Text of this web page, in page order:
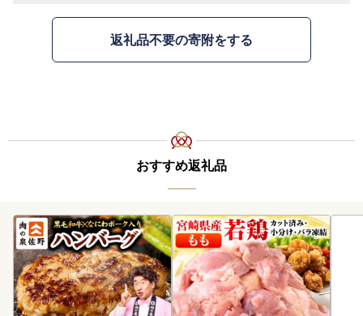
返礼品不要の寄附をする
おすすめ返礼品